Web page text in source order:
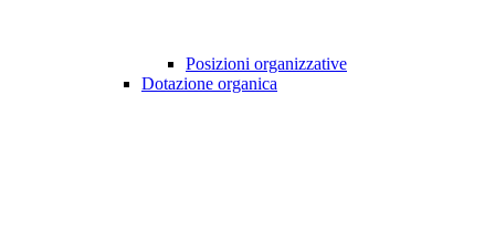
Posizioni organizzative
Dotazione organica